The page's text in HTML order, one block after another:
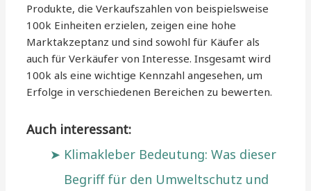
Produkte, die Verkaufszahlen von beispielsweise
100k Einheiten erzielen, zeigen eine hohe
Marktakzeptanz und sind sowohl für Käufer als
auch für Verkäufer von Interesse. Insgesamt wird
100k als eine wichtige Kennzahl angesehen, um
Erfolge in verschiedenen Bereichen zu bewerten.
Auch interessant:
Klimakleber Bedeutung: Was dieser
Begriff für den Umweltschutz und